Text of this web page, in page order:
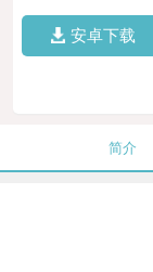
安卓下载
简介